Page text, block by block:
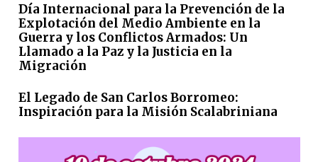
Día Internacional para la Prevención de la
Explotación del Medio Ambiente en la
Guerra y los Conflictos Armados: Un
Llamado a la Paz y la Justicia en la
Migración
El Legado de San Carlos Borromeo:
Inspiración para la Misión Scalabriniana